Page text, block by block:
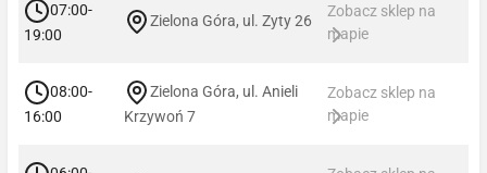
07:00-
19:00
Zielona Góra, ul. Zyty 26
Zobacz sklep na
mapie
08:00-
16:00
Zielona Góra, ul. Anieli
Krzywoń 7
Zobacz sklep na
mapie